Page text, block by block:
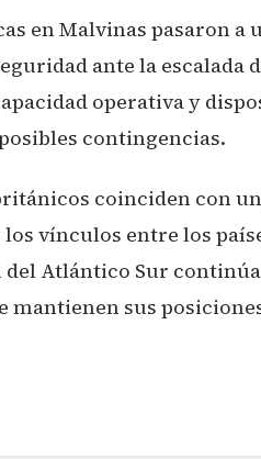
en Malvinas pasaron a
ante la escalada
operativa y
contingencias.
coinciden con
vínculos entre los
Atlántico Sur
mantienen sus